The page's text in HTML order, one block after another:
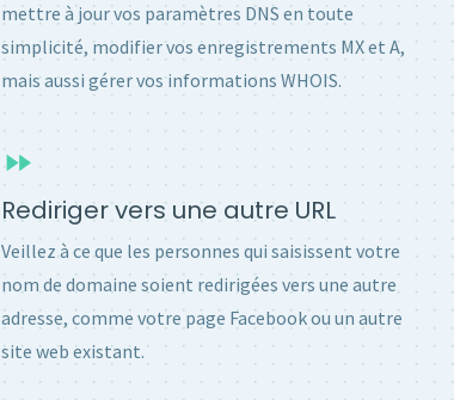
mettre à jour vos paramètres DNS en toute
simplicité, modifier vos enregistrements MX et A,
mais aussi gérer vos informations WHOIS.
Rediriger vers une autre URL
Veillez à ce que les personnes qui saisissent votre
nom de domaine soient redirigées vers une autre
adresse, comme votre page Facebook ou un autre
site web existant.